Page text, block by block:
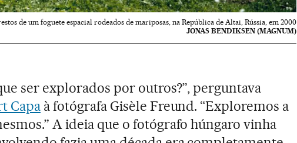
de um foguete espacial rodeados de mariposas, na República de Altai, Rússia, em 2000
JONAS BENDIKSEN (MAGNUM)
ser explorados por outros?”, perguntava
Capaà fotógrafa Gisèle Freund. “Exploremos a
A ideia que o fotógrafo húngaro vinha